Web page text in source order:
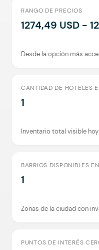
RANGO DE PRECIOS
1274,49 USD -
Desde la opción más
CANTIDAD DE HOTELES
1
Inventario total visible
BARRIOS DISPONIBLES
1
Zonas de la ciudad con
PUNTOS DE INTERÉS